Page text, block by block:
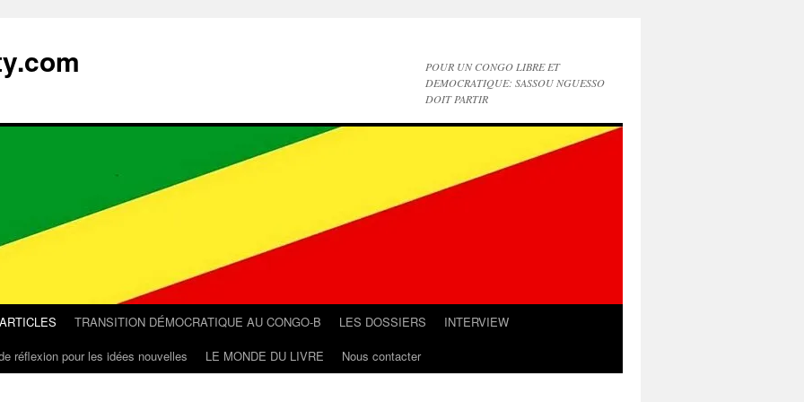
POUR UN CONGO LIBRE ET
DEMOCRATIQUE: SASSOU NGUESSO
DOIT PARTIR
TRANSITION DÉMOCRATIQUE AU CONGO-B LES DOSSIERS
INTERVIEW
réflexion pour les idées nouvelles LE MONDE DU LIVRE Nous contacter